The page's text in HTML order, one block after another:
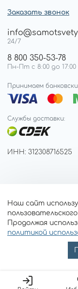
Заказать звонок
24/7
8 800 350-53-78
Пн-Пт с 8:00 до 17:00
Принимаем
Службы доставки:
ИНН: 312308716525
Наш сайт
Продолжая
политикой